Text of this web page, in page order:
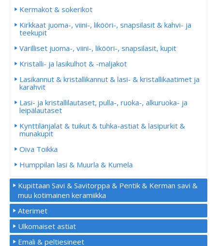
Kermakot & sokerikot
Kirkkaat juoma-, viini-, likööri-, snapsilasit & kahvi- ja
teekupit
Värilliset juoma-, viini-, likööri-, snapsilasit, kupit
Kristalli- ja lasikulhot & -maljakot
Lasikannut & kristallikannut & lasi- & kristallikaatimet ja
karahvit
Lasi- ja kristallilautaset, pulla-, ruoka-, alkuruoka- ja
leipälautaset
Kynttilänjalat & tuikut & tuhka-astiat & lasipurkit &
munakupit
Oiva Toikka
Humppilan lasi & Muurla & Kumela
Kupittaan Savi & Savitorppa & Pentik & Kerman savi &
muu kotimainen keramiikka
Aterimet
Ulkomaiset astiat
Emali & peltiesineet